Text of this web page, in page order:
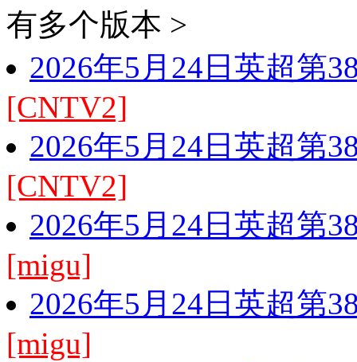
有多个版本 >
2026年5月24日英超第
[CNTV2]
2026年5月24日英超第
[CNTV2]
2026年5月24日英超第
[migu]
2026年5月24日英超第
[migu]